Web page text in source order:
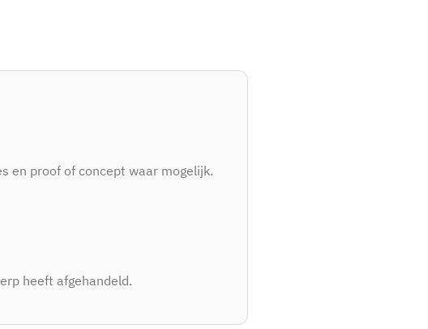
en proof of concept waar mogelijk.
heeft afgehandeld.